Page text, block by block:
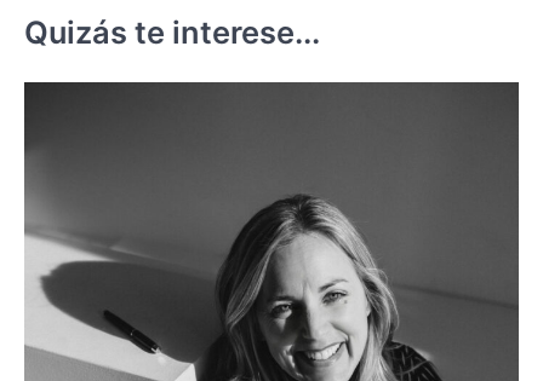
Quizás te interese...